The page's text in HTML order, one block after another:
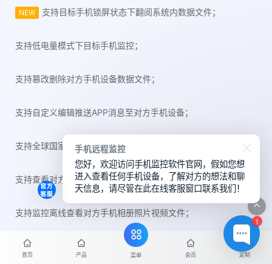
NEW 支持目标手机锁屏状态下翻阅系统内数据文件；
支持低电量模式下目标手机监控；
支持篡改删除对方手机设备数据文件；
支持自定义编辑推送APP消息至对方手机设备；
支持全球国家网络IP节点切换传输数据，保障隐私安全；
支持查看对方手机云网盘备份照片视频文件及其它数据；
支持监控离线查看对方手机相册照片视频文件；
支持查看浏览器历史浏览记录和搜索记录；
首页 产品 菜单 会员 定制
1
手机远程监控
您好，欢迎访问手机监控软件官网，假如您想
进入查看任何手机设备，了解对方的想法和聊
天信息，请尽管在此在线客服窗口联系我们！